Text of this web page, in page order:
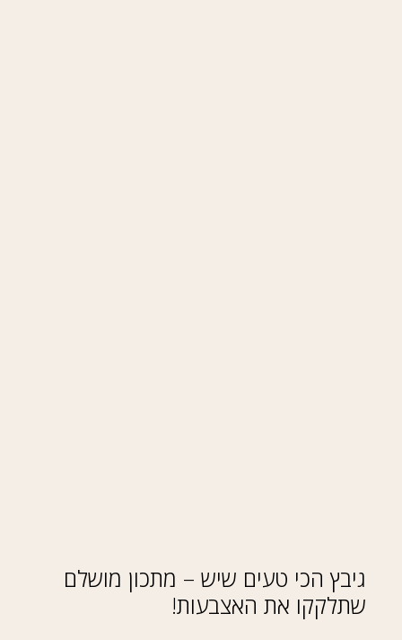
גיבץ הכי טעים שיש – מתכון מושלם
שתלקקו את האצבעות!